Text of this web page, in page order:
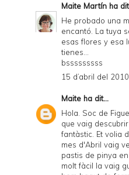
Maite Martín ha
He probado una
encantó. La tuya
esas flores y esa
tienes...
bsssssssss
15 d’abril del
Maite ha dit...
Hola. Soc de
que vaig
fantàstic. Et volia
mes d'Abril vaig
pastis de pinya
molt fàcil la vaig